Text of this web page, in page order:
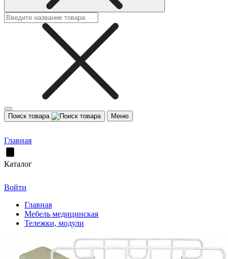
Поиск товара Меню
Главная
Каталог
Войти
Главная
Мебель медицинская
Тележки, модули